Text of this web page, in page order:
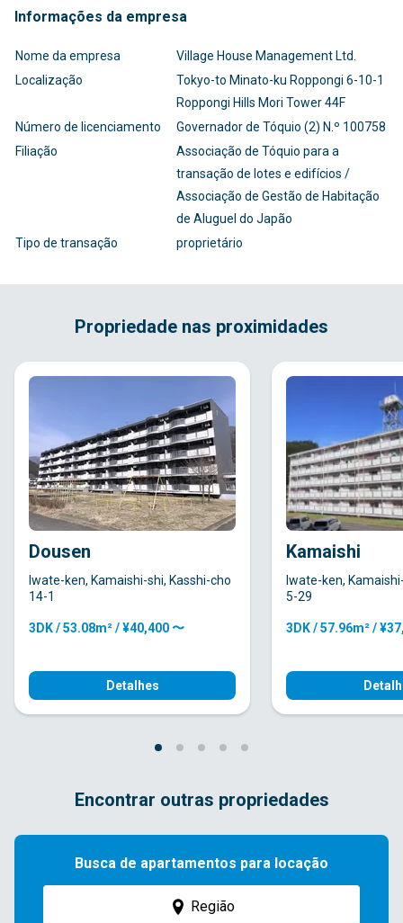
Informações da empresa
Nome da empresa
Village House Management Ltd.
Localização
Tokyo-to Minato-ku Roppongi 6-10-1
Roppongi Hills Mori Tower 44F
Número de licenciamento
Governador de Tóquio (2) N.º 100758
Filiação
Associação de Tóquio para a
transação de lotes e edifícios /
Associação de Gestão de Habitação
de Aluguel do Japão
Tipo de transação
proprietário
Propriedade nas proximidades
Dousen
Iwate-ken, Kamaishi-shi, Kasshi-cho
14-1
3DK / 53.08m² / ¥40,400 〜
Detalhes
Kamaishi
Iwate-ken,
5-29
3DK / 57.96m² /
Encontrar outras propriedades
Busca de apartamentos para locação
Região